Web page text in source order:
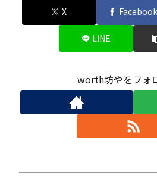
X Facebook
LINE
worth坊やをフォ